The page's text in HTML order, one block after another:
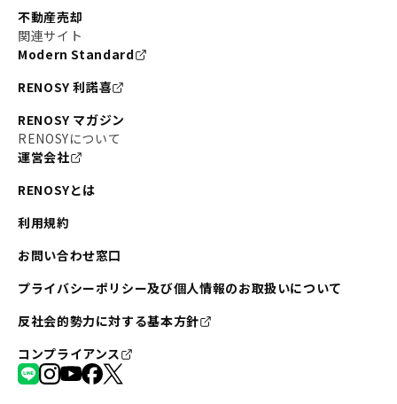
不動産売却
関連サイト
Modern Standard
RENOSY 利諾喜
RENOSY マガジン
RENOSYについて
運営会社
RENOSYとは
利用規約
お問い合わせ窓口
プライバシーポリシー及び個人情報のお取扱いについて
反社会的勢力に対する基本方針
コンプライアンス